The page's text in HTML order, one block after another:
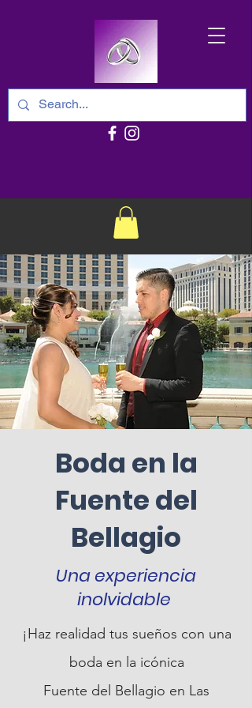
Boda en la
Fuente del
Bellagio
Una experiencia
inolvidable
¡Haz realidad tus sueños con una
boda en la icónica
Fuente del Bellagio en Las